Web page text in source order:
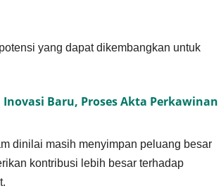
yang dapat dikembangkan untuk
Baru, Proses Akta Perkawinan
dinilai masih menyimpan peluang besar
kontribusi lebih besar terhadap